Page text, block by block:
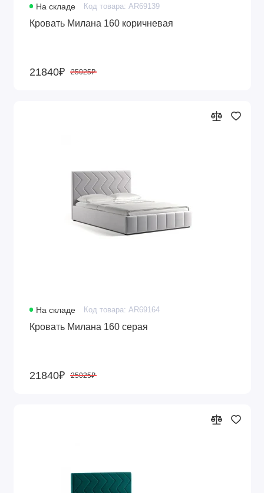
На складе Код товара: AR69139
Кровать Милана 160 коричневая
21840₽ 25025₽
На складе Код товара: AR69164
Кровать Милана 160 серая
21840₽ 25025₽